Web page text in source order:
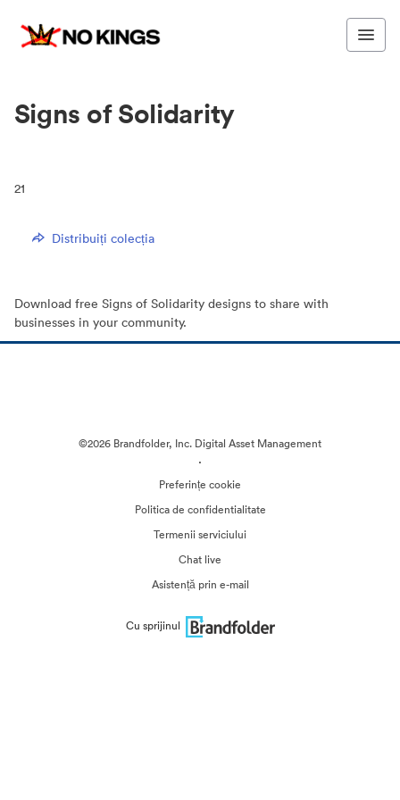
Signs of Solidarity
21
Distribuiți colecția
Download free Signs of Solidarity designs to share with
businesses in your community.
©2026 Brandfolder, Inc. Digital Asset Management
·
Preferințe cookie
Politica de confidentialitate
Termenii serviciului
Chat live
Asistență prin e-mail
Cu sprijinul